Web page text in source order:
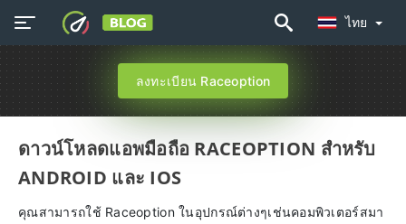
ไทย
ลงทะเบียน Raceoption
ดาวน์โหลดแอพมือถือ RACEOPTION สำหรับ
ANDROID และ IOS
คุณสามารถใช้ Raceoption ในอุปกรณ์ต่างๆเช่นคอมพิวเตอร์สมา